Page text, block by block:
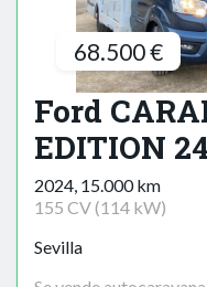
68.500 €
Ford
EDITION 24
2024, 15.000 km
155 CV (114 kW)
Sevilla